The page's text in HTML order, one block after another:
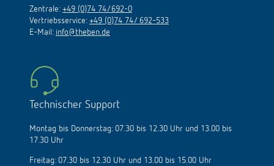
Zentrale: +49 (0)74 74/692-0
Vertriebsservice: +49 (0)74 74/ 692-533
E-Mail: info@theben.de
Technischer Support
Montag bis Donnerstag: 07.30 bis 12.30 Uhr und 13.00 bis
17.30 Uhr
Freitag: 07.30 bis 12.30 Uhr und 13.00 bis 15.00 Uhr